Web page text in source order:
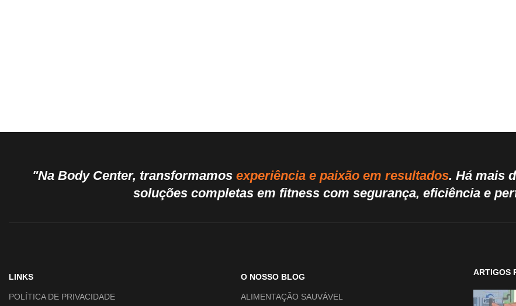
"Na Body Center, transformamos experiência e paixão em resultados. Há mais
soluções completas em fitness com segurança, eficiência e
LINKS
POLÍTICA DE PRIVACIDADE
O NOSSO BLOG
ALIMENTAÇÃO SAUVÁVEL
ARTIGOS